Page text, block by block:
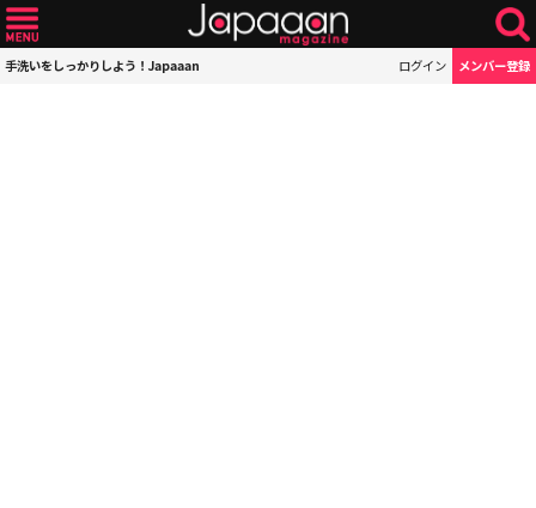
手洗いをしっかりしよう！Japaaan ログイン メンバー登録